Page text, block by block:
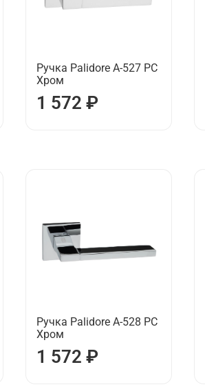
Ручка Palidore А-527 РС
Хром
1 572 ₽
Ручка Palidore А-528 РС
Хром
1 572 ₽